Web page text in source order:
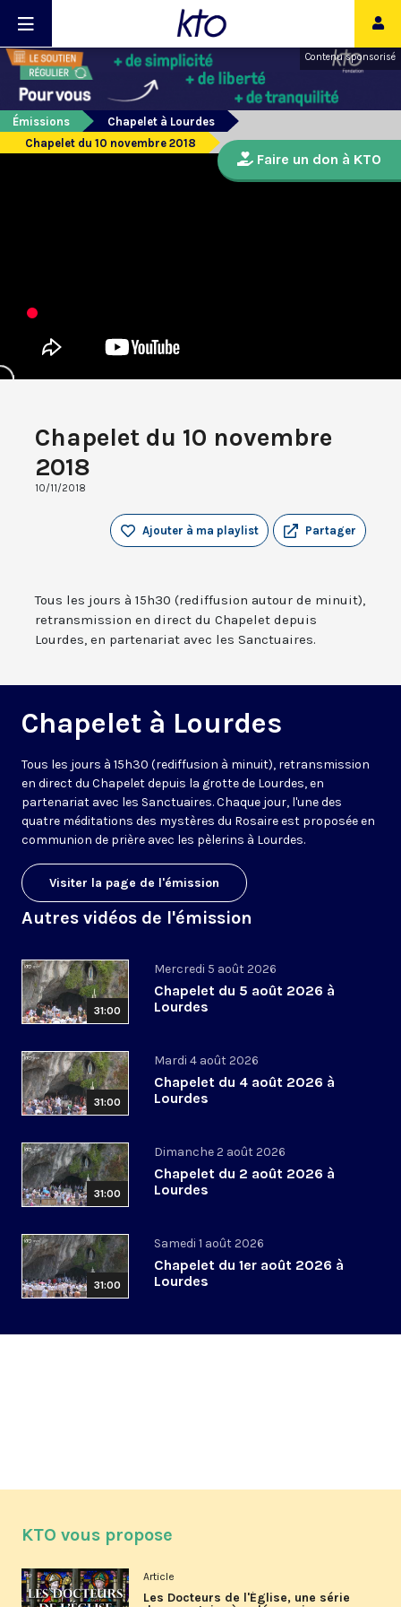
Contenu sponsorisé
Émissions
Chapelet à Lourdes
Chapelet du 10 novembre 2018
Chapelet du 10 novembre
2018
10/11/2018
Partager
Ajouter à ma playlist
Tous les jours à 15h30 (rediffusion autour de minuit),
retransmission en direct du Chapelet depuis
Lourdes, en partenariat avec les Sanctuaires.
Chapelet à Lourdes
Tous les jours à 15h30 (rediffusion à minuit), retransmission
en direct du Chapelet depuis la grotte de Lourdes, en
partenariat avec les Sanctuaires. Chaque jour, l'une des
quatre méditations des mystères du Rosaire est proposée en
communion de prière avec les pèlerins à Lourdes.
Visiter la page de l'émission
Autres vidéos de l'émission
31:00
Mercredi 5 août 2026
Chapelet du 5 août 2026 à
Lourdes
31:00
Mardi 4 août 2026
Chapelet du 4 août 2026 à
Lourdes
31:00
Dimanche 2 août 2026
Chapelet du 2 août 2026 à
Lourdes
31:00
Samedi 1 août 2026
Chapelet du 1er août 2026 à
Lourdes
Faire un don à KTO
KTO vous propose
Article
Les Docteurs de l'Église, une série